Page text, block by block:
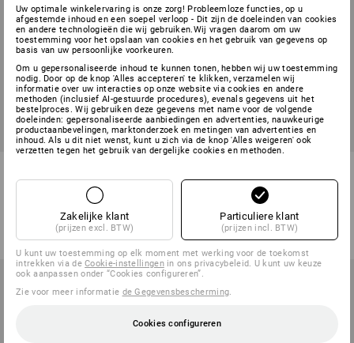
dames
€ 72,48
(incl. BTW) v.a. 10 stuks
dames
€ 60,38
(incl. BTW) v.a. 10 stuks
Uw optimale winkelervaring is onze zorg! Probleemloze functies, op u
afgestemde inhoud en een soepel verloop - Dit zijn de doeleinden van cookies
en andere technologieën die wij gebruiken.Wij vragen daarom om uw
toestemming voor het opslaan van cookies en het gebruik van gegevens op
basis van uw persoonlijke voorkeuren.
Om u gepersonaliseerde inhoud te kunnen tonen, hebben wij uw toestemming
nodig. Door op de knop 'Alles accepteren' te klikken, verzamelen wij
informatie over uw interacties op onze website via cookies en andere
methoden (inclusief AI-gestuurde procedures), evenals gegevens uit het
bestelproces. Wij gebruiken deze gegevens met name voor de volgende
doeleinden: gepersonaliseerde aanbiedingen en advertenties, nauwkeurige
productaanbevelingen, marktonderzoek en metingen van advertenties en
inhoud. Als u dit niet wenst, kunt u zich via de knop 'Alles weigeren' ook
verzetten tegen het gebruik van dergelijke cookies en methoden.
Zakelijke klant
(prijzen excl. BTW)
Particuliere klant
(prijzen incl. BTW)
U kunt uw toestemming op elk moment met werking voor de toekomst
intrekken via deCookie-instellingenin ons privacybeleid. U kunt uw keuze
ook aanpassen onder “Cookies configureren”.
Zie voor meer informatie de Gegevensbescherming.
Cookies configureren